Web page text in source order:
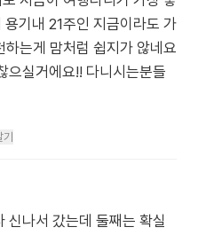
기내 21주인 지금이라도 가
는게 맘처럼 쉽지가 않네요
으실거에요!! 다니시는분들
신나서 갔는데 둘째는 확실